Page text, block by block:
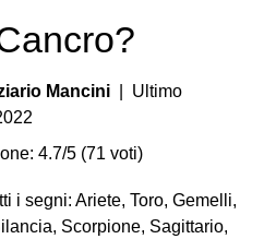
Mancini | Ultimo
4.7/5 (71 voti)
i segni: Ariete, Toro, Gemelli,
Scorpione, Sagittario,